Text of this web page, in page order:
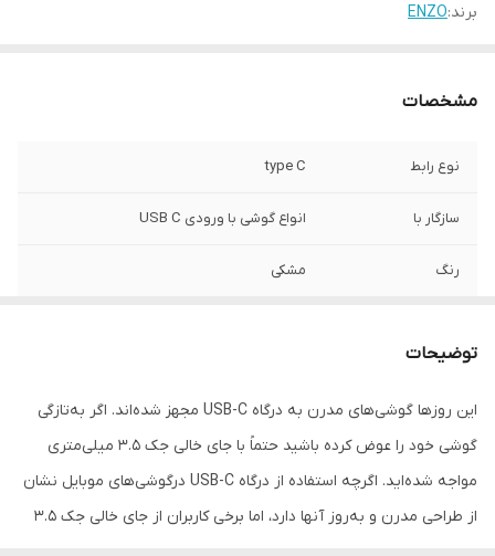
برند:ENZO
مشخصات
نوع رابط type C
سازگار با انواع گوشی با ورودی USB C
رنگ مشکی
توضیحات
این روزها گوشی‌های مدرن به درگاه USB-C مجهز شده‌اند. اگر به‌تازگی
گوشی خود را عوض کرده باشید حتماً با جای خالی جک 3.5 میلی‌متری
مواجه شده‌اید. اگرچه استفاده از درگاه USB-C درگوشی‌های موبایل نشان
از طراحی مدرن و به‌روز آن‎ها دارد، اما برخی کاربران از جای خالی جک 3.5